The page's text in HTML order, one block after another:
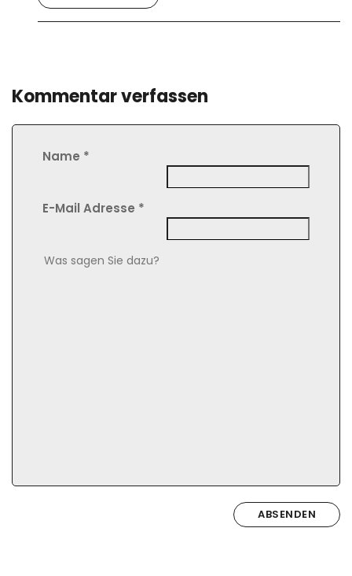
Kommentar verfassen
Name *
E-Mail Adresse *
Comment Text*
ABSENDEN